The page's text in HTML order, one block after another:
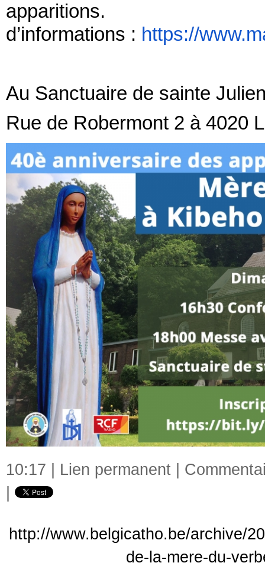
d’informations : https://
Au Sanctuaire de sainte
Rue de Robermont 2 à 4020
10:17 | Lien permanent
http://www.belgicatho.be/archive/
de-la-mere-du-